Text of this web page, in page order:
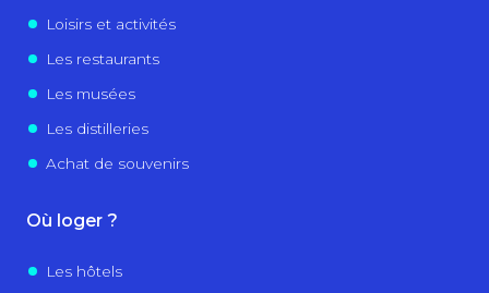
Loisirs et activités
Les restaurants
Les musées
Les distilleries
Achat de souvenirs
Où loger ?
Les hôtels